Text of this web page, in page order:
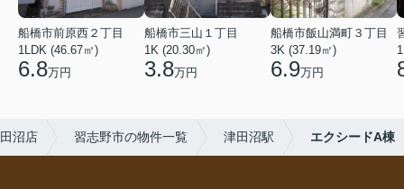
船橋市前原西２丁目
1LDK (46.67㎡)
6.8万円
船橋市三山１丁目
1K (20.30㎡)
3.8万円
船橋市飯山満町３丁目
3K (37.19㎡)
6.9万円
沼店 習志野市の物件一覧 津田沼駅 エクシードA棟